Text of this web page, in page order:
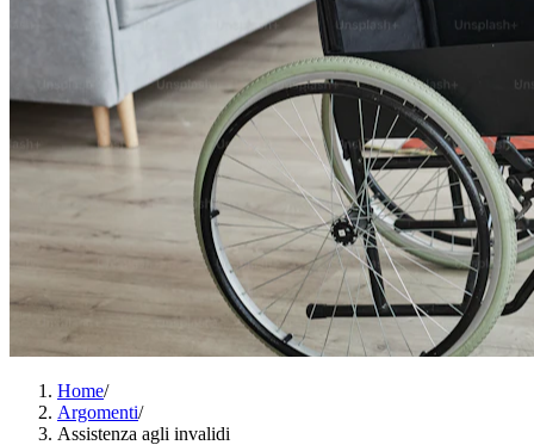
Home/
Argomenti/
Assistenza agli invalidi